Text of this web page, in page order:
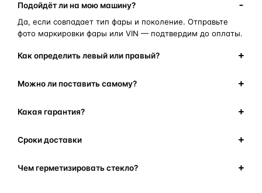
Подойдёт ли на мою машину?
Да, если совпадает тип фары и поколение. Отправьте
фото маркировки фары или VIN — подтвердим до оплаты.
Как определить левый или правый?
Можно ли поставить самому?
Какая гарантия?
Сроки доставки
Чем герметизировать стекло?